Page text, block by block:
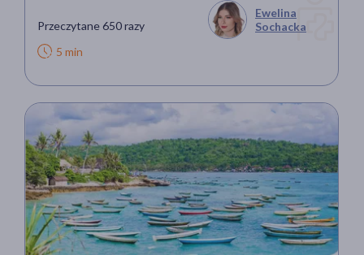
Przeczytane 650 razy
5 min
Ewelina
Sochacka